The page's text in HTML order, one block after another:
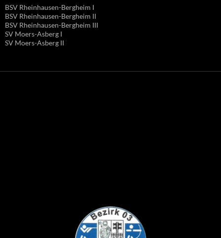
BSV Rheinhausen-Bergheim I
BSV Rheinhausen-Bergheim II
BSV Rheinhausen-Bergheim III
SV Moers-Asberg I
SV Moers-Asberg II